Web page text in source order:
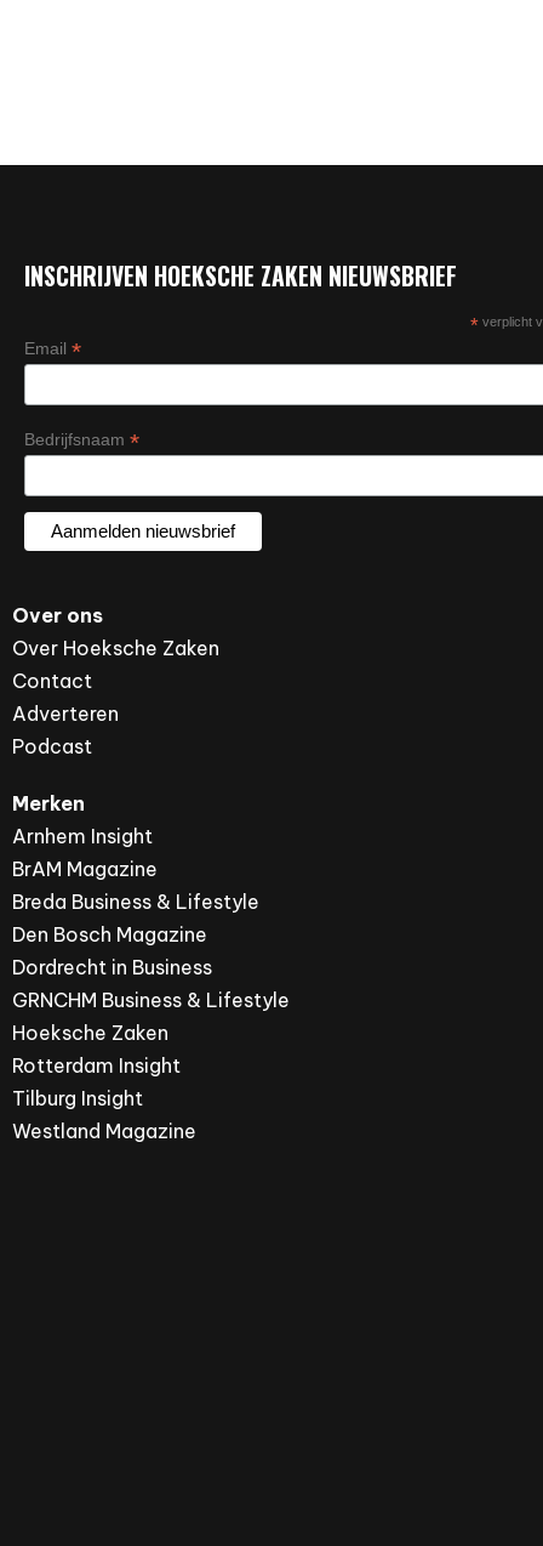
INSCHRIJVEN HOEKSCHE ZAKEN NIEUWSBRIEF
*verplicht
Email *
Bedrijfsnaam *
Over ons
Over Hoeksche Zaken
Contact
Adverteren
Podcast
Merken
Arnhem Insight
BrAM Magazine
Breda Business & Lifestyle
Den Bosch Magazine
Dordrecht in Business
GRNCHM Business & Lifestyle
Hoeksche Zaken
Rotterdam Insight
Tilburg Insight
Westland Magazine